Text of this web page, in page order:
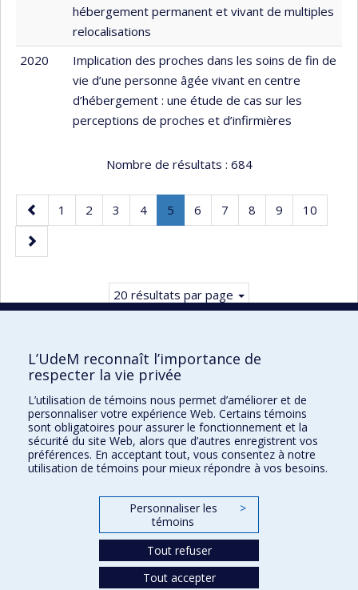
hébergement permanent et vivant de multiples
relocalisations
2020
Implication des proches dans les soins de fin de
vie d’une personne âgée vivant en centre
d’hébergement : une étude de cas sur les
perceptions de proches et d’infirmières
Nombre de résultats : 684
Page
précédente
Page
1 Page
2 Page
3 Page
4 Page
5
Page
Page
6 Page
7 Page
8 Page
9 Page
10
Page
suivante
20 résultats par page
Faculté des sciences infirmières
Pavillon Marguerite-d'Youville
2375, chemin de la Côte-Sainte-Catherine
Montréal (Québec) H3T 1A8
Lien Google Maps
L’UdeM reconnaît l’importance de
respecter la vie privée
L’utilisation de témoins nous permet d’améliorer et de
personnaliser votre expérience Web. Certains témoins
sont obligatoires pour assurer le fonctionnement et la
sécurité du site Web, alors que d’autres enregistrent vos
préférences. En acceptant tout, vous consentez à notre
utilisation de témoins pour mieux répondre à vos besoins.
Personnaliser les
témoins
>
Tout refuser
Tout accepter